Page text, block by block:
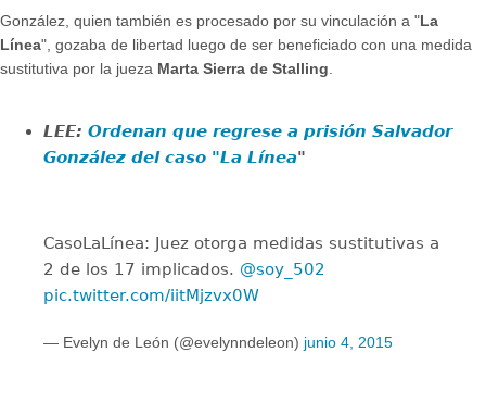
González, quien también es procesado por su vinculación a "La
Línea", gozaba de libertad luego de ser beneficiado con una medida
sustitutiva por la jueza Marta Sierra de Stalling.
LEE: Ordenan que regrese a prisión Salvador
González del caso "La Línea"
CasoLaLínea: Juez otorga medidas sustitutivas a
2 de los 17 implicados. @soy_502
pic.twitter.com/iitMjzvx0W
— Evelyn de León (@evelynndeleon) junio 4, 2015